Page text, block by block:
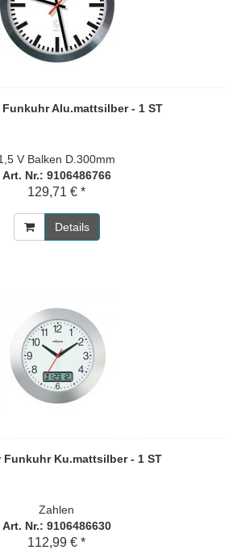
Funkuhr Alu.mattsilber - 1 ST
V Balken D.300mm
Art. Nr.: 9106486766
129,71 € *
Details
Funkuhr Ku.mattsilber - 1 ST
Zahlen
Art. Nr.: 9106486630
112,99 € *